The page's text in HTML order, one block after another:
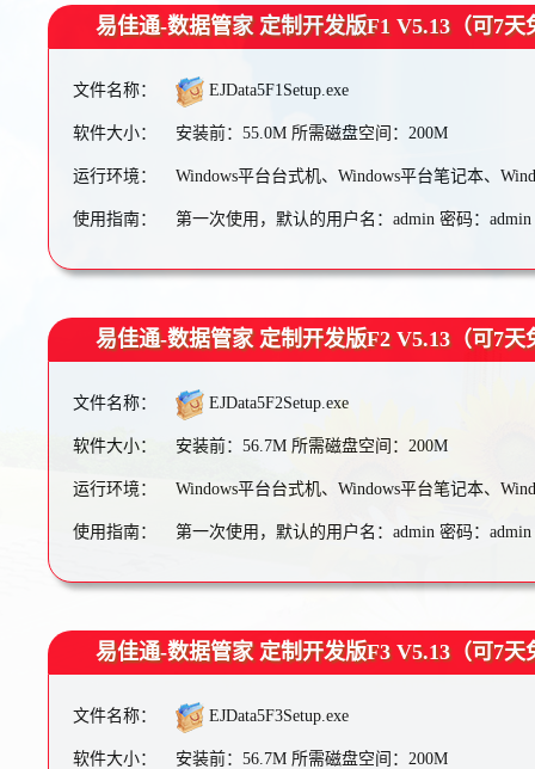
易佳通-数据管家 定制开发版F1 V5.13（可7天
文件名称： EJData5F1Setup.exe
软件大小： 安装前：55.0M 所需磁盘空间：200M
运行环境： Windows平台台式机、Windows平台笔记本、
使用指南： 第一次使用，默认的用户名：admin 密码：
易佳通-数据管家 定制开发版F2 V5.13（可7天
文件名称： EJData5F2Setup.exe
软件大小： 安装前：56.7M 所需磁盘空间：200M
运行环境： Windows平台台式机、Windows平台笔记本、
使用指南： 第一次使用，默认的用户名：admin 密码：
易佳通-数据管家 定制开发版F3 V5.13（可7天
文件名称： EJData5F3Setup.exe
软件大小： 安装前：56.7M 所需磁盘空间：200M